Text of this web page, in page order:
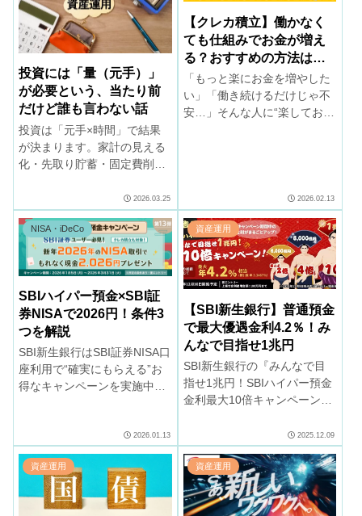
投資には「量（元手）」
が必要という、当たり前
だけど誰も言わない話
投資は「元手×時間」で結果
が決まります。家計の見える
化・先取り貯蓄・固定費削
て、長期投資をラクにする方
法を紹介します。元手がない
人でも今日から出来ることを
始めましょう。
2026.03.25
【クレカ積立】働かなく
ても仕組みでお金が増え
る？おすすめの方法はこ
れ
「もっと楽にお金を増やした
い」「働き続けるだけじゃ不
安…」そんな人に“楽してお金
2026.02.13
NISA・iDeCo
SBIハイパー預金×SBI証
券NISAで2026円！条件3
つを解説
SBI新生銀行はSBI証券NISA口
座利用で“確実にもらえる”お
得なキャンペーンを実施中。
で、現金2,026円がもらえま
す。
2026.01.13
資産運用
【SBI新生銀行】普通預金
で最大優遇金利4.2％！み
んなで目指せ1兆円
SBI新生銀行の『みんなで目
指せ1兆円！SBIハイパー預金
金利最大10倍キャンペーン』
達すれば、最大年4.2％へ金利
アップ。ぜひご検討くださ
い。
2025.12.09
資産運用 資産運用